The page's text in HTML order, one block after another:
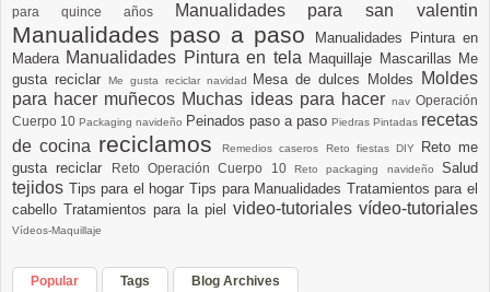
para quince años
Manualidades para san valentin
Manualidades paso a paso
Manualidades Pintura en
Madera Manualidades Pintura en tela Maquillaje Mascarillas Me
gusta reciclar
Me gusta reciclar navidad Mesa de dulces Moldes
Moldes
para hacer muñecos Muchas ideas para hacer nav Operación
Cuerpo 10 Packaging navideño Peinados paso a paso Piedras Pintadas recetas
de cocina reciclamosRemedios caseros Reto fiestas DIY
Reto me
gusta reciclar
Reto Operación Cuerpo 10Reto packaging navideñoSalud
tejidos Tips para el hogarTips para Manualidades Tratamientos para el
cabello Tratamientos para la piel video-tutoriales vídeo-tutoriales
Vídeos-Maquillaje
Popular Tags Blog Archives